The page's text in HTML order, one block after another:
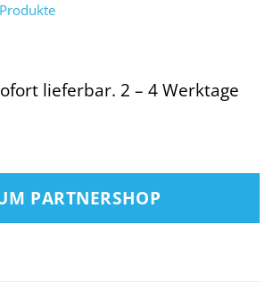
lieferbar. 2 – 4 Werktage
PARTNERSHOP